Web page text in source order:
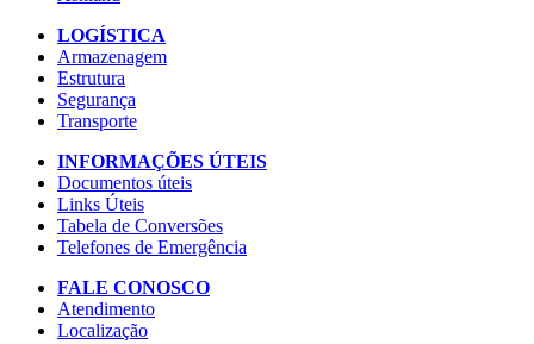
LOGÍSTICA
Armazenagem
Estrutura
Segurança
Transporte
INFORMAÇÕES ÚTEIS
Documentos úteis
Links Úteis
Tabela de Conversões
Telefones de Emergência
FALE CONOSCO
Atendimento
Localização